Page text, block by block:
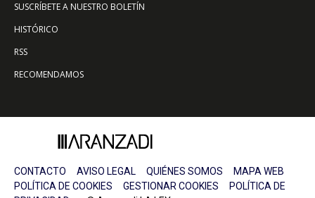
SUSCRÍBETE A NUESTRO BOLETÍN
HISTÓRICO
RSS
RECOMENDAMOS
CONTACTO AVISO LEGAL QUIÉNES SOMOS
MAPA WEB
POLÍTICA DE COOKIES
GESTIONAR COOKIES
POLÍTICA DE